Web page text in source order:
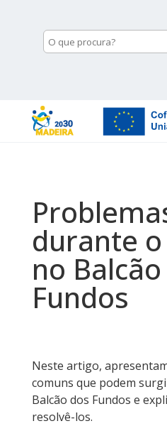
durante
no
Fundos
Neste artigo,
comuns que podem
Balcão dos Fundos e
resolvê-los.